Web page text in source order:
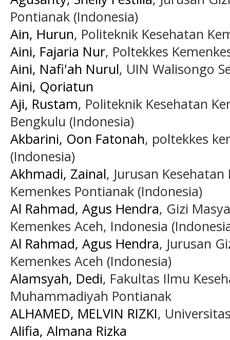
Pontianak (Indonesia)
Ain, Hurun, Politeknik Kesehatan
Aini, Fajaria Nur, Poltekkes
Aini, Nafi'ah Nurul, UIN Walisongo
Aini, Qoriatun
Aji, Rustam, Politeknik Kesehatan
Bengkulu (Indonesia)
Akbarini, Oon Fatonah, poltekkes
(Indonesia)
Akhmadi, Zainal, Jurusan
Kemenkes Pontianak (Indonesia)
Al Rahmad, Agus Hendra, Gizi
Kemenkes Aceh, Indonesia
Al Rahmad, Agus Hendra, Jurusan
Kemenkes Aceh (Indonesia)
Alamsyah, Dedi, Fakultas Ilmu
Muhammadiyah Pontianak
ALHAMED, MELVIN RIZKI,
Alifia, Almana Rizka